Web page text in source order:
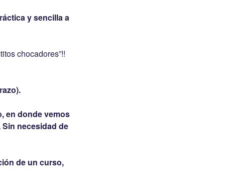
y sencilla a
chocadores”!!
en donde vemos
necesidad de
de un curso,